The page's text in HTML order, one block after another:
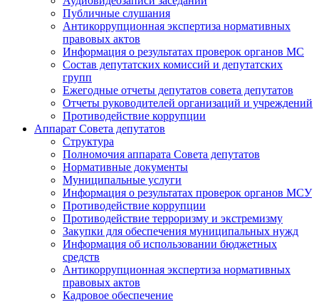
Публичные слушания
Антикоррупционная экспертиза нормативных
правовых актов
Информация о результатах проверок органов МС
Состав депутатских комиссий и депутатских
групп
Ежегодные отчеты депутатов совета депутатов
Отчеты руководителей организаций и учреждений
Противодействие коррупции
Аппарат Совета депутатов
Структура
Полномочия аппарата Совета депутатов
Нормативные документы
Муниципальные услуги
Информация о результатах проверок органов МСУ
Противодействие коррупции
Противодействие терроризму и экстремизму
Закупки для обеспечения муниципальных нужд
Информация об использовании бюджетных
средств
Антикоррупционная экспертиза нормативных
правовых актов
Кадровое обеспечение